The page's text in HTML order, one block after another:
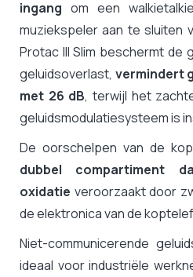
ingang om een
muziekspeler aan te sluiten
Protac III Slim beschermt
geluidsoverlast, vermindert
met 26 dB, terwijl het
geluidsmodulatiesysteem is
De oorschelpen van de
dubbel compartiment
oxidatie veroorzaakt door
de elektronica van de
Niet-communicerende
ideaal voor industriële